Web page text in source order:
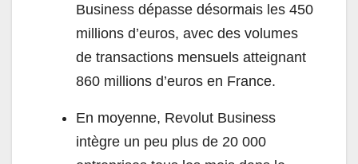
Business dépasse désormais les 450
millions d’euros, avec des volumes
de transactions mensuels atteignant
860 millions d’euros en France.
En moyenne, Revolut Business
intègre un peu plus de 20 000